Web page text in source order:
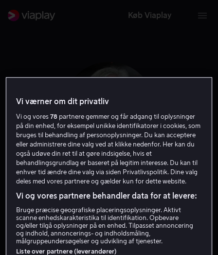
Køb Viaplay
Mick Garris
Filmproducent Instruktør
Vi værner om dit privatliv
Vi og vores78 partnere gemmer og får adgang til oplysninger
på din enhed, for eksempel unikke identifikatorer i cookies, som
bruges til behandling af personoplysninger. Du kan acceptere
eller administrere dine valg ved at klikke nedenfor. Her kan du
også udøve din ret til at gøre indsigelse, hvis et
behandlingsgrundlag er baseret på legitim interesse. Du kan til
enhver tid ændre dine valg via siden Privatlivspolitik. Dine valg
deles med vores partnere og gælder kun for dette website.
Vi og vores partnere behandler data for at levere:
Bruge præcise geografiske placeringsoplysninger. Aktivt
scanne enhedskarakteristika til identifikation. Opbevare
og/eller tilgå oplysninger på en enhed. Tilpasset annoncering
og indhold, annoncerings- og indholdsmåling,
målgruppeundersøgelser og udvikling af tjenester.
Liste over partnere (leverandører)